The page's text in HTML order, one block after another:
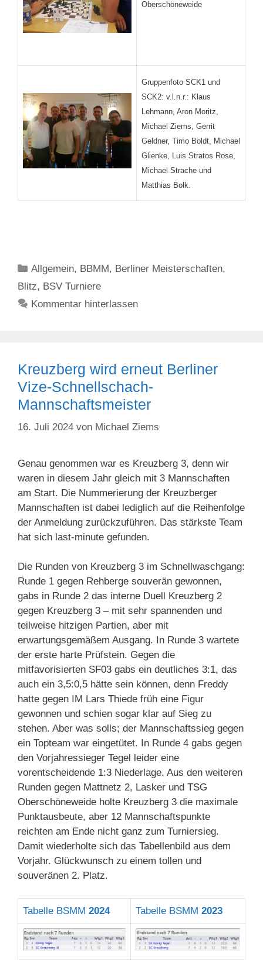
Oberschöneweide
Gruppenfoto SCK1 und
SCK2: v.l.n.r.: Klaus
Lehmann, Aron Moritz,
Michael Ziems, Gerrit
Geldner, Timo Boldt, Michael
Glienke, Luis Stratos Rose,
Michael Strache und
Matthias Bolk.
Kategorien
Allgemein, BBMM, Berliner Meisterschaften,
Blitz, BSV Turniere
Kommentar hinterlassen
Kreuzberg wird erneut Berliner
Vize-Schnellschach-
Mannschaftsmeister
16. Juli 2024 von Michael Ziems
Genau genommen war es Kreuzberg 3, denn wir
waren in diesem Jahr gleich mit 3 Mannschaften
am Start. Die Nummerierung der Kreuzberger
Mannschaften ist dabei lediglich auf die Reihenfolge
der Anmeldung zurückzuführen. Das stärkste Team
hat sich last-minute gefunden.
Die Runden von Kreuzberg 3 im Schnellwaschgang:
Runde 1 gegen Rehberge souverän gewonnen,
gabs in Runde 2 das interne Duell Kreuzberg 2
gegen Kreuzberg 3 – mit sehr spannenden und
teilweise hitzigen Partien, aber mit
erwartungsgemäßem Ausgang. In Runde 3 wartete
der erste harte Prüfstein. Gegen die
mitfavorisierten SF03 gabs ein deutliches 3:1, das
auch ein 3,5:0,5 hätte sein können, denn Freddy
hatte gegen IM Lars Thiede früh eine Figur
gewonnen und schien sogar klar auf Sieg zu
stehen. Aber was solls; der Mannschaftssieg gegen
ein Topteam war eingetütet. In Runde 4 gabs gegen
den Vorjahressieger Tegel leider eine
vorentscheidende 1:3 Niederlage. Aus den weiteren
Runden gegen Mattnetz 2, Lasker und TSG
Oberschöneweide holte Kreuzberg 3 die maximale
Punktausbeute, aber 12 Mannschaftspunkte
reichten am Ende nicht ganz zum Turniersieg.
Damit wiederholte sich das Tabellenbild aus dem
Vorjahr. Glückwunsch zu einem tollen und
souveränen 2. Platz.
Tabelle BSMM 2024 Tabelle BSMM 2023